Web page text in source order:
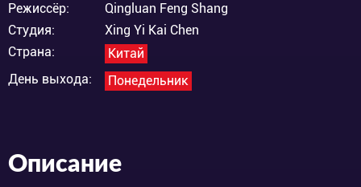
Режиссёр:
Qingluan Feng Shang
Студия:
Xing Yi Kai Chen
Страна:
Китай
День выхода:
Понедельник
Описание